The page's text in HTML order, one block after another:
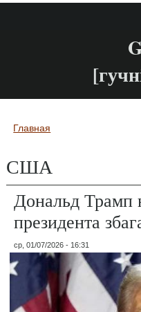
Вы здесь
Главная
США
Дональд Трамп
президента
ср, 01/07/2026 - 16:31